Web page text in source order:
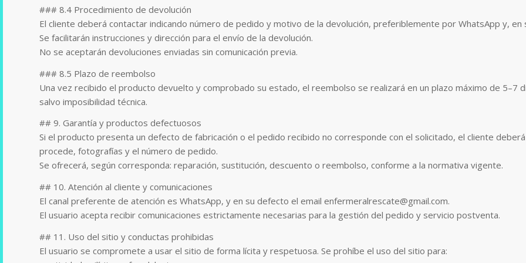
### 8.4 Procedimiento de devolución
El cliente deberá contactar indicando número de pedido y motivo de la devolución, preferiblemente por WhatsApp y,
Se facilitarán instrucciones y dirección para el envío de la devolución.
No se aceptarán devoluciones enviadas sin comunicación previa.
### 8.5 Plazo de reembolso
Una vez recibido el producto devuelto y comprobado su estado, el reembolso se realizará en un plazo máximo de 5–7
salvo imposibilidad técnica.
## 9. Garantía y productos defectuosos
Si el producto presenta un defecto de fabricación o el pedido recibido no corresponde con el solicitado, el cliente
procede, fotografías y el número de pedido.
Se ofrecerá, según corresponda: reparación, sustitución, descuento o reembolso, conforme a la normativa vigente.
## 10. Atención al cliente y comunicaciones
El canal preferente de atención es WhatsApp, y en su defecto el email enfermeralrescate@gmail.com.
El usuario acepta recibir comunicaciones estrictamente necesarias para la gestión del pedido y servicio postventa.
## 11. Uso del sitio y conductas prohibidas
El usuario se compromete a usar el sitio de forma lícita y respetuosa. Se prohíbe el uso del sitio para: